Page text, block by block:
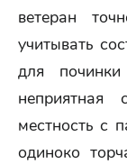
ветеран
учитывать
для
неприятная
местность с
одиноко